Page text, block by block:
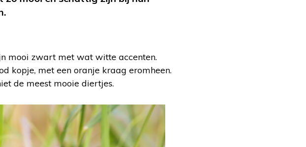
mooi zwart met wat witte accenten.
kopje, met een oranje kraag eromheen.
de meest mooie diertjes.